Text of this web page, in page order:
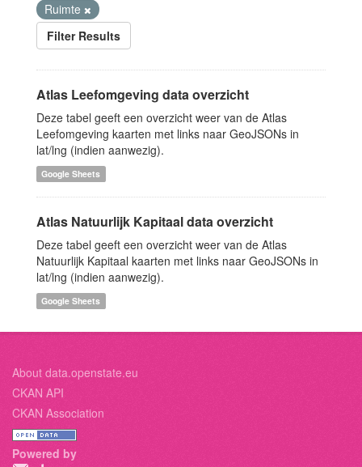
Ruimte
Filter Results
Atlas Leefomgeving data overzicht
Deze tabel geeft een overzicht weer van de Atlas
Leefomgeving kaarten met links naar GeoJSONs in
lat/lng (indien aanwezig).
Google Sheets
Atlas Natuurlijk Kapitaal data overzicht
Deze tabel geeft een overzicht weer van de Atlas
Natuurlijk Kapitaal kaarten met links naar GeoJSONs in
lat/lng (indien aanwezig).
Google Sheets
About data.openstate.eu
CKAN API
CKAN Association
Powered by